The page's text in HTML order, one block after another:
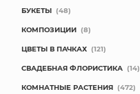
БУКЕТЫ (48)
КОМПОЗИЦИИ (8)
ЦВЕТЫ В ПАЧКАХ (121)
СВАДЕБНАЯ ФЛОРИСТИКА (14)
КОМНАТНЫЕ РАСТЕНИЯ (472)